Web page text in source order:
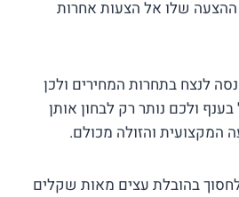
שלו אל הצעות אחרות
לנצח בתחרות המחירים ולכן
ולכם נותר רק לבחון אותן
המקצועית והזולה מכולם.
בהובלת עצים מאות שקלים